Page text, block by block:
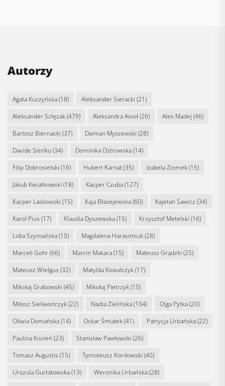
Autorzy
Agata Kuczyńska(18) Aleksander Sieracki (21)
Aleksander Szlęzak(479) Aleksandra Anioł(26) Alex Madej (46)
Bartosz Biernacki (37) Damian Myszewski (28)
Davide Sieńko(34) Dominika Ostrowska(14)
Filip Dobrosielski (16) Hubert Karnat(35) Izabela Ziomek(15)
Jakub Kwiatkowski (18) Kacper Czuba(127)
Kacper Laskowski (15) Kaja Błażejewska(60) Kajetan Sawicz (34)
Karol Pius (17) Klaudia Dyszewska(15) Krzysztof Metelski (16)
Lidia Szymańska(15) Magdalena Harasimiuk(28)
Marceli Gohr(66) Marcin Makara(15) Mateusz Grądzki (25)
Mateusz Wielgus (32) Matylda Kowalczyk(17)
Mikołaj Grabowski (45) Mikołaj Pietrzyk(15)
Miłosz Sieliwończyk(22) Nadia Zielińska(104) Olga Pytka(20)
Oliwia Domańska(14) Oskar Śmiałek(41) Patrycja Urbańska(22)
Paulina Kozień (23) Stanisław Pawłowski (26)
Tomasz Augustis (15) Tymoteusz Kordowski (40)
Urszula Gurtatowska(13) Weronika Urbańska(28)